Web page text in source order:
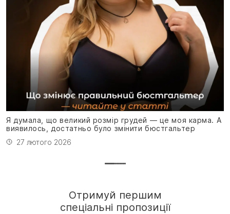
Я думала, що великий розмір грудей — це моя карма. А
виявилось, достатньо було змінити бюстгальтер
27 лютого 2026
Отримуй першим
спеціальні пропозиції